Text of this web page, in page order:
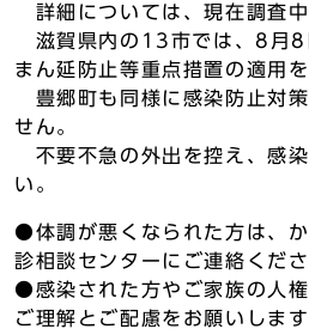
詳細については、現在調査中
滋賀県内の13市では、8月8
まん延防止等重点措置の適用を
豊郷町も同様に感染防止対
せん。
不要不急の外出を控え、感
い。
●体調が悪くなられた方は、
診相談センターにご連絡くださ
●感染された方やご家族の人
ご理解とご配慮をお願いします